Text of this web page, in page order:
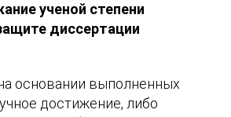
ученой степени
диссертации
основании выполненных
достижение, либо